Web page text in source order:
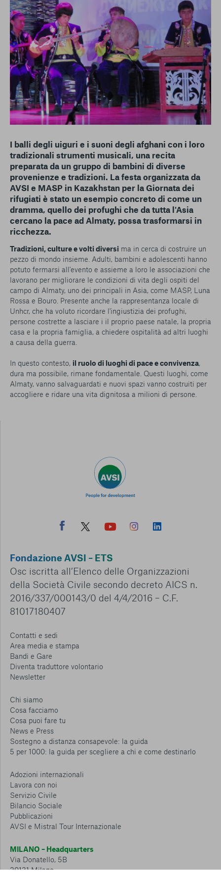
conto del fatto che il blocco di alcuni cookie può
condizionare l’esperienza sulla Piattaforma e il suo
funzionamento. Premendo “Conferma le mie scelte”, la
selezione relativa ai cookie effettuata verrà salvata. Se non è
stata selezionata alcuna opzione, premere questo pulsante
equivarrà a rifiutare tutti i cookie. Per ulteriori informazioni, è
possibile consultare la nostra Ulteriori informazioni
Cookie strettamente necessari
Cookie di analisi
Cookies di marketing
I balli degli uiguri e i suoni degli afghani con i loro
tradizionali strumenti musicali, una recita
preparata da un gruppo di bambini di diverse
provenienze e tradizioni. La festa organizzata da
AVSI e MASP in Kazakhstan per la Giornata dei
rifugiati è stato un esempio concreto di come un
dramma, quello dei profughi che da tutta l'Asia
cercano la pace ad Almaty, possa trasformarsi in
ricchezza.
Tradizioni, culture e volti diversi ma in cerca di costruire un
pezzo di mondo insieme. Adulti, bambini e adolescenti hanno
potuto fermarsi all'evento e assieme a loro le associazioni che
lavorano per migliorare le condizioni di vita degli ospiti del
campo di Almaty, uno dei principali in Asia, come MASP, Luna
Rossa e Bouro. Presente anche la rappresentanza locale di
Unhcr, che ha voluto ricordare l'ingiustizia dei profughi,
persone costrette a lasciare i il proprio paese natale, la propria
casa e la propria famiglia, a chiedere ospitalità ad altri luoghi
a causa della guerra.
In questo contesto, il ruolo di luoghi di pace e convivenza,
dura ma possibile, rimane fondamentale. Questi luoghi, come
Almaty, vanno salvaguardati e nuovi spazi vanno costruiti per
accogliere e ridare una vita dignitosa a milioni di persone.
Fondazione AVSI – ETS
Osc iscritta all’Elenco delle Organizzazioni
della Società Civile secondo decreto AICS n.
2016/337/000143/0 del 4/4/2016 – C.F.
81017180407
Contatti e sedi
Area media e stampa
Bandi e Gare
Diventa traduttore volontario
Newsletter
Chi siamo
Cosa facciamo
Cosa puoi fare tu
News e Press
Sostegno a distanza consapevole: la guida
5 per 1000: la guida per scegliere a chi e come destinarlo
Adozioni internazionali
Lavora con noi
Servizio Civile
Bilancio Sociale
Pubblicazioni
AVSI e Mistral Tour Internazionale
MILANO – Headquarters
Via Donatello, 5B
20131 Milano